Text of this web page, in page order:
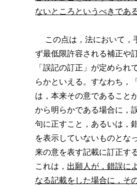
ないところというべきである
この点は，法において，
ず最低限許容される補正や
「誤記の訂正」が定められ
らかといえる。すなわち，
は，本来その意であること
から明らかである場合に，
句に正すこと，あるいは，
を表示していないものとな
来の意を表す記載に訂正す
これは， 出願人が，錯誤に
なる記載をした場合に，そ